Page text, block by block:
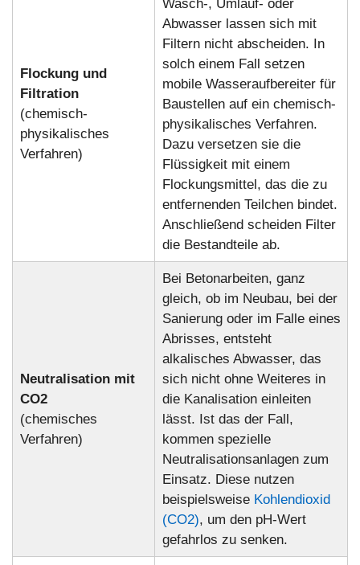
Flockung und
Filtration
(chemisch-
physikalisches
Verfahren)
Wasch-, Umlauf- oder
Abwasser lassen sich mit
Filtern nicht abscheiden. In
solch einem Fall setzen
mobile Wasseraufbereiter für
Baustellen auf ein chemisch-
physikalisches Verfahren.
Dazu versetzen sie die
Flüssigkeit mit einem
Flockungsmittel, das die zu
entfernenden Teilchen bindet.
Anschließend scheiden Filter
die Bestandteile ab.
Neutralisation mit
CO2
(chemisches
Verfahren)
Bei Betonarbeiten, ganz
gleich, ob im Neubau, bei der
Sanierung oder im Falle eines
Abrisses, entsteht
alkalisches Abwasser, das
sich nicht ohne Weiteres in
die Kanalisation einleiten
lässt. Ist das der Fall,
kommen spezielle
Neutralisationsanlagen zum
Einsatz. Diese nutzen
beispielsweise Kohlendioxid
(CO2), um den pH-Wert
gefahrlos zu senken.